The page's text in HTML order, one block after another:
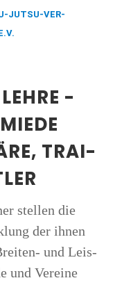
JUTSU-VER­
.
-
TRAI­
stel­len die
der ihnen
und Leis­
und Ver­ei­ne